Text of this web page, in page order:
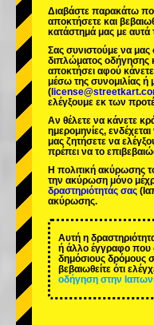
Διαβάστε παρακάτω
αποκτήσετε και
κατάστημά μας με αυτά
Σας συνιστούμε να μας
διπλώματος οδήγησης
αποκτήσει αφού
μέσω της συνομιλίας ή
(
ελέγξουμε εκ των
Αν θέλετε να κάνετε
ημερομηνίες,
μας ζητήσετε να
πρέπει να το
Η πολιτική ακύρωσης
την ακύρωση μόνο
δραστηριότητάς σας
ακύρωσης.
Αυτή η
ή άλλο έγγραφο που
δημόσιους δρόμους
βεβαιωθείτε ότι
οδήγηση στην